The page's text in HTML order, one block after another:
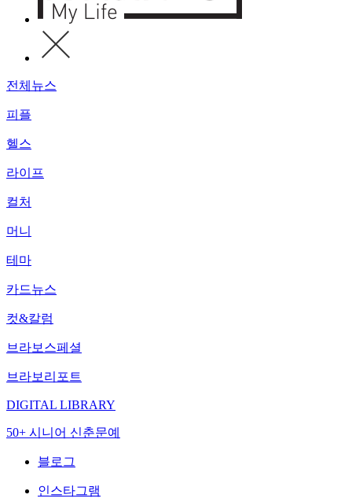
전체뉴스
피플
헬스
라이프
컬처
머니
테마
카드뉴스
컷&칼럼
브라보스페셜
브라보리포트
DIGITAL LIBRARY
50+ 시니어 신춘문예
블로그
인스타그램